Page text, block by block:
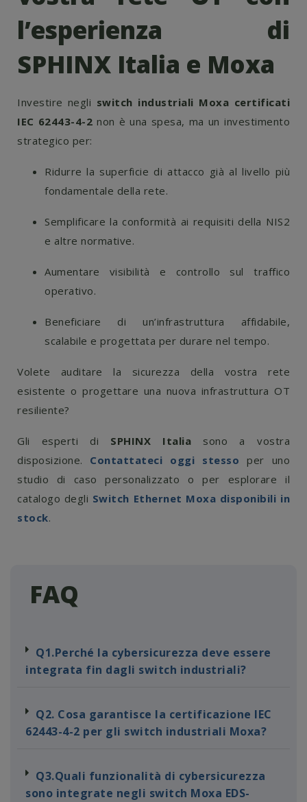
l’esperienza di
SPHINX Italia e Moxa
Investire negli switch industriali Moxa certificati
IEC 62443-4-2 non è una spesa, ma un investimento
strategico per:
Ridurre la superficie di attacco già al livello più
fondamentale della rete.
Semplificare la conformità ai requisiti della NIS2
e altre normative.
Aumentare visibilità e controllo sul traffico
operativo.
Beneficiare di un’infrastruttura affidabile,
scalabile e progettata per durare nel tempo.
Volete auditare la sicurezza della vostra rete
esistente o progettare una nuova infrastruttura OT
resiliente?
Gli esperti di SPHINX Italia sono a vostra
disposizione. Contattateci oggi stesso per uno
studio di caso personalizzato o per esplorare il
catalogo degli Switch Ethernet Moxa disponibili in
stock.
FAQ
Q1.Perché la cybersicurezza deve essere
integrata fin dagli switch industriali?
Q2. Cosa garantisce la certificazione IEC
62443-4-2 per gli switch industriali Moxa?
Q3.Quali funzionalità di cybersicurezza
sono integrate negli switch Moxa EDS-